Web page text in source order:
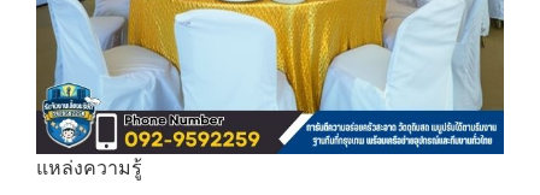
แหล่งความรู้